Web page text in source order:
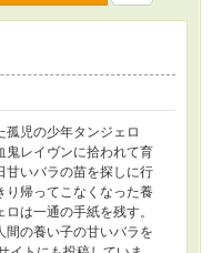
孤児の少年タンジェロ
鬼レイヴンに拾われて育
甘いバラの苗を探しに行
り帰ってこなくなった養
は一通の手紙を残す。
間の養い子の甘いバラを